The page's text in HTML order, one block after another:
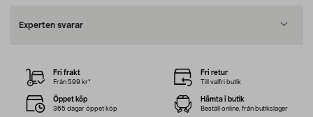
Experten svarar
Fri frakt
Från 599 kr*
Fri retur
Till valfri butik
Öppet köp
365 dagar öppet köp
Hämta i butik
Beställ online, från butikslager